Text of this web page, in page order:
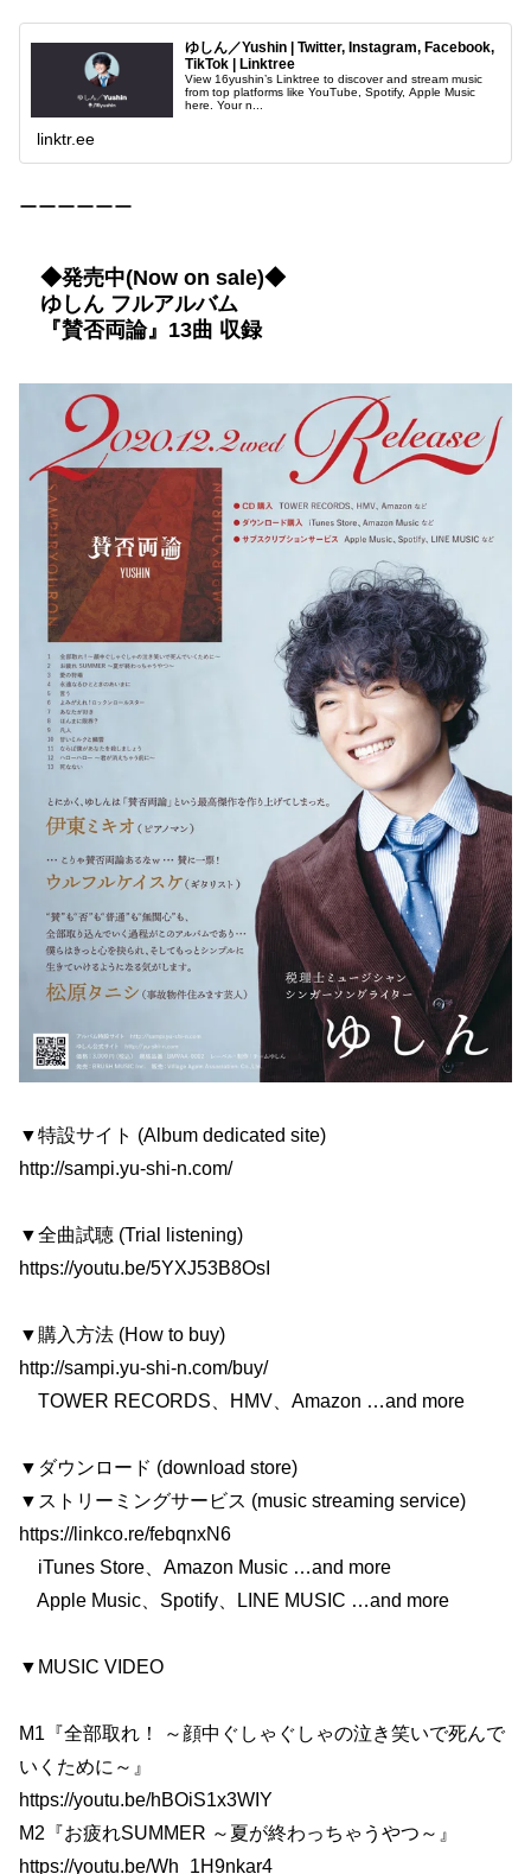
ゆしん／Yushin | Twitter, Instagram, Facebook,
TikTok | Linktree
View 16yushin’s Linktree to discover and stream music
from top platforms like YouTube, Spotify, Apple Music
here. Your n...
linktr.ee
ーーーーーー
◆発売中(Now on sale)◆
ゆしん フルアルバム
『賛否両論』13曲 収録
▼特設サイト (Album dedicated site)
http://sampi.yu-shi-n.com/
▼全曲試聴 (Trial listening)
https://youtu.be/5YXJ53B8OsI
▼購入方法 (How to buy)
http://sampi.yu-shi-n.com/buy/
TOWER RECORDS、HMV、Amazon …and more
▼ダウンロード (download store)
▼ストリーミングサービス (music streaming service)
https://linkco.re/febqnxN6
iTunes Store、Amazon Music …and more
Apple Music、Spotify、LINE MUSIC …and more
▼MUSIC VIDEO
M1『全部取れ！ ～顔中ぐしゃぐしゃの泣き笑いで死んで
いくために～』
https://youtu.be/hBOiS1x3WIY
M2『お疲れSUMMER ～夏が終わっちゃうやつ～』
https://youtu.be/Wh_1H9nkar4